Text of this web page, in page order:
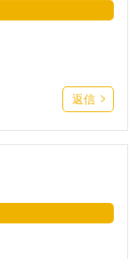
返信